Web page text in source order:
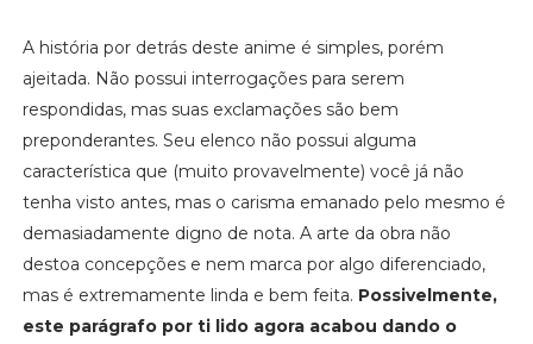
A história por detrás deste anime é simples, porém
ajeitada. Não possui interrogações para serem
respondidas, mas suas exclamações são bem
preponderantes. Seu elenco não possui alguma
característica que (muito provavelmente) você já não
tenha visto antes, mas o carisma emanado pelo mesmo é
demasiadamente digno de nota. A arte da obra não
destoa concepções e nem marca por algo diferenciado,
mas é extremamente linda e bem feita. Possivelmente,
este parágrafo por ti lido agora acabou dando o